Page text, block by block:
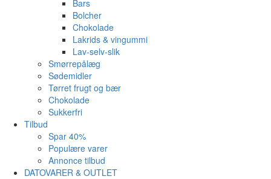
Bars
Bolcher
Chokolade
Lakrids & vingummi
Lav-selv-slik
Smørrepålæg
Sødemidler
Tørret frugt og bær
Chokolade
Sukkerfri
Tilbud
Spar 40%
Populære varer
Annonce tilbud
DATOVARER & OUTLET